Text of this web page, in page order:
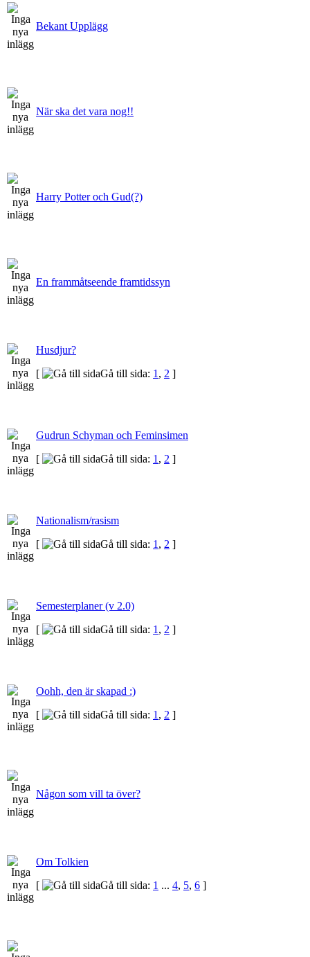
Bekant Upplägg
När ska det vara nog!!
Harry Potter och Gud(?)
En frammåtseende framtidssyn
Husdjur?
[
Gå till sida: 1 , 2 ]
Gudrun Schyman och Feminsimen
[
Gå till sida: 1 , 2 ]
Nationalism/rasism
[
Gå till sida: 1 , 2 ]
Semesterplaner (v 2.0)
[
Gå till sida: 1 , 2 ]
Oohh, den är skapad :)
[
Gå till sida: 1 , 2 ]
Någon som vill ta över?
Om Tolkien
[
Gå till sida: 1 ... 4, 5, 6 ]